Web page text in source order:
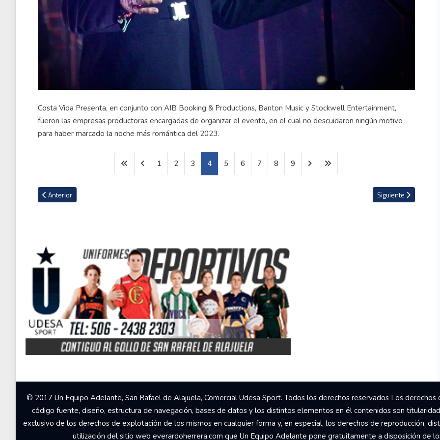
Costa Vida Presenta, en conjunto con AIB Booking & Productions, Banton Music y Stockwell Entertainment,
fueron las empresas productoras encargadas de organizar el evento, en el cual no descuidaron ningún motivo
para haber marcado la noche más romántica del 2023.
1 2 3 4 5 6 7 8 9
Artículo anterior: El once ideal de la jornada 18 del Apertura
Anterior Artículo siguiente: Lo
Siguiente
© 2017 Un Equipo Adelante, San Rafael de Alajuela, Comercial Udesa Sport. Todos los derechos reservados Los
código fuente, diseño, estructura de navegación, bases de datos y los distintos elementos en él contenidos son
exclusivo de los derechos de explotación de los mismos en cualquier forma y, en especial, los derechos de reproducción,
utilización del sitio web everardoherrera.com que Un Equipo Adelante pone gratuitamente a disposición de